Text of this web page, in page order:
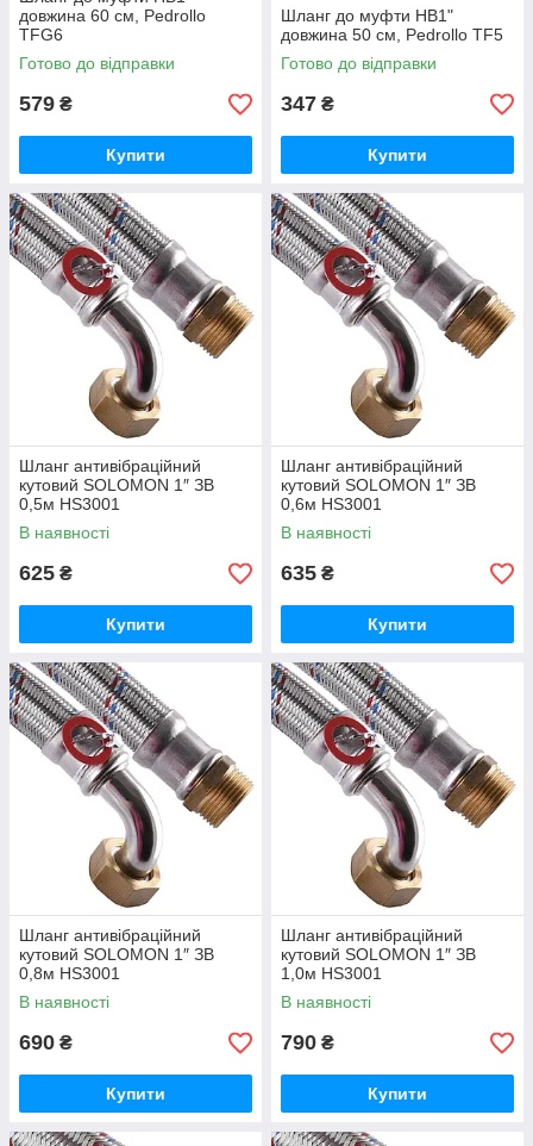
довжина 60 см, Pedrollo
TFG6
Готово до відправки
579 ₴
Купити
Шланг до муфти НВ1"
довжина 50 см, Pedrollo TF5
Готово до відправки
347 ₴
Купити
Шланг антивібраційний
кутовий SOLOMON 1″ ЗВ
0,5м HS3001
В наявності
625 ₴
Купити
Шланг антивібраційний
кутовий SOLOMON 1″ ЗВ
0,6м HS3001
В наявності
635 ₴
Купити
Шланг антивібраційний
кутовий SOLOMON 1″ ЗВ
0,8м HS3001
В наявності
690 ₴
Купити
Шланг антивібраційний
кутовий SOLOMON 1″ ЗВ
1,0м HS3001
В наявності
790 ₴
Купити